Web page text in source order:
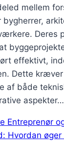
mellem
bygherrer,
Deres
effektivt,
Dette
af både
aspekter…
Entreprenør
Hvordan øger